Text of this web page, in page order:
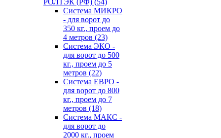
РОЛТЭК (РФ) (54)
Система МИКРО
- для ворот до
350 кг., проем до
4 метров (23)
Система ЭКО -
для ворот до 500
кг., проем до 5
метров (22)
Система ЕВРО -
для ворот до 800
кг., проем до 7
метров (18)
Система МАКС -
для ворот до
2000 кг., проем